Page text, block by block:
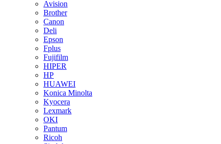
Avision
Brother
Canon
Deli
Epson
Fplus
Fujifilm
HIPER
HP
HUAWEI
Konica Minolta
Kyocera
Lexmark
OKI
Pantum
Ricoh